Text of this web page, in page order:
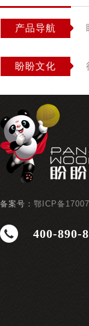
产品导航
盼盼文化
备案号： 鄂ICP备
400-890-